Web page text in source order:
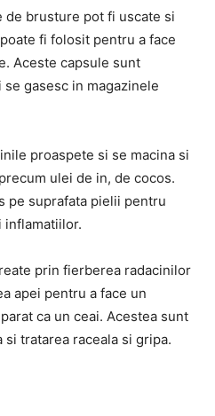
de brusture pot fi uscate si
fi folosit pentru a face
Aceste capsule sunt
gasesc in magazinele
proaspete si se macina si
ulei de in, de cocos.
pe suprafata pielii pentru
inflamatiilor.
prin fierberea radacinilor
apei pentru a face un
ca un ceai. Acestea sunt
tratarea raceala si gripa.